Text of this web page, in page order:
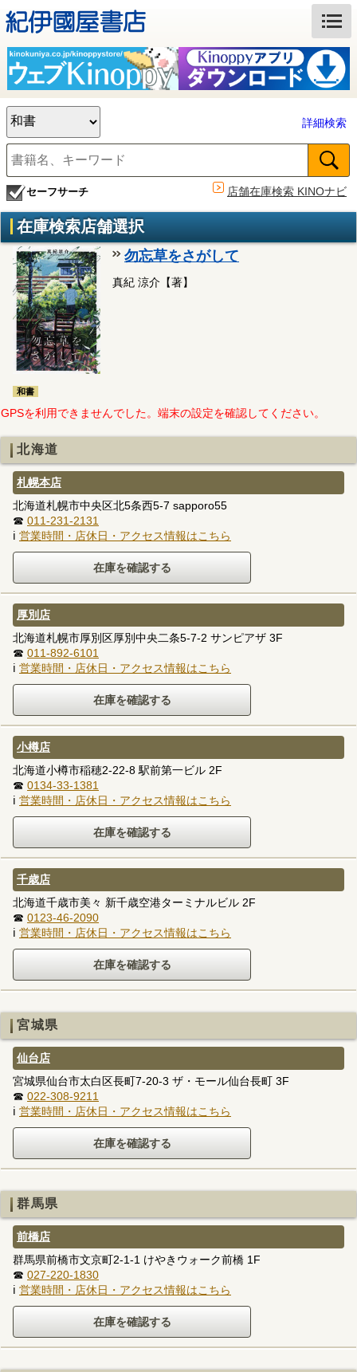
詳細検索
セーフサーチ 店舗在庫検索 KINOナビ
在庫検索店舗選択
和書
勿忘草をさがして
真紀 涼介【著】
GPSを利用できませんでした。端末の設定を確認してください。
北海道
札幌本店
北海道札幌市中央区北5条西5-7 sapporo55
☎ 011-231-2131
ℹ 営業時間・店休日・アクセス情報はこちら
厚別店
北海道札幌市厚別区厚別中央二条5-7-2 サンピアザ 3F
☎ 011-892-6101
ℹ 営業時間・店休日・アクセス情報はこちら
小樽店
北海道小樽市稲穂2-22-8 駅前第一ビル 2F
☎ 0134-33-1381
ℹ 営業時間・店休日・アクセス情報はこちら
千歳店
北海道千歳市美々 新千歳空港ターミナルビル 2F
☎ 0123-46-2090
ℹ 営業時間・店休日・アクセス情報はこちら
宮城県
仙台店
宮城県仙台市太白区長町7-20-3 ザ・モール仙台長町 3F
☎ 022-308-9211
ℹ 営業時間・店休日・アクセス情報はこちら
群馬県
前橋店
群馬県前橋市文京町2-1-1 けやきウォーク前橋 1F
☎ 027-220-1830
ℹ 営業時間・店休日・アクセス情報はこちら